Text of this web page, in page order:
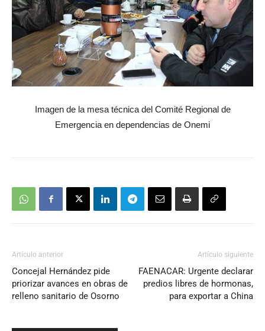
Imagen de la mesa técnica del Comité Regional de
Emergencia en dependencias de Onemi
Artículo anterior
Concejal Hernández pide
priorizar avances en obras de
relleno sanitario de Osorno
Artículo siguiente
FAENACAR: Urgente declarar
predios libres de hormonas,
para exportar a China